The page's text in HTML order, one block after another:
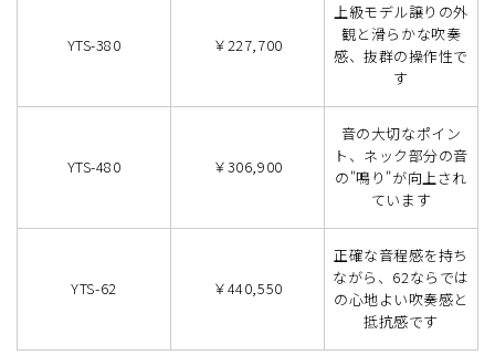
YTS-380 ￥227,700
上級モデル譲りの外
観と滑らかな吹奏
感、抜群の操作性で
す
YTS-480 ￥306,900
音の大切なポイン
ト、ネック部分の音
の"鳴り"が向上され
ています
YTS-62 ￥440,550
正確な音程感を持ち
ながら、62ならでは
の心地よい吹奏感と
抵抗感です